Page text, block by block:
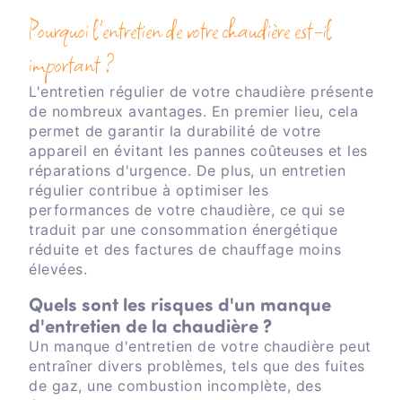
Pourquoi l'entretien de votre chaudière est-il
important ?
L'entretien régulier de votre chaudière présente
de nombreux avantages. En premier lieu, cela
permet de garantir la durabilité de votre
appareil en évitant les pannes coûteuses et les
réparations d'urgence. De plus, un entretien
régulier contribue à optimiser les
performances de votre chaudière, ce qui se
traduit par une consommation énergétique
réduite et des factures de chauffage moins
élevées.
Quels sont les risques d'un manque
d'entretien de la chaudière ?
Un manque d'entretien de votre chaudière peut
entraîner divers problèmes, tels que des fuites
de gaz, une combustion incomplète, des